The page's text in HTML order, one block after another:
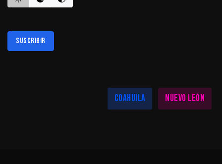
Suscribir
Coahuila
Nuevo León